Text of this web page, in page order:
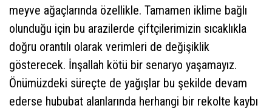
meyve ağaçlarında özellikle. Tamamen iklime bağlı
olunduğu için bu arazilerde çiftçilerimizin sıcaklıkla
doğru orantılı olarak verimleri de değişiklik
gösterecek. İnşallah kötü bir senaryo yaşamayız.
Önümüzdeki süreçte de yağışlar bu şekilde devam
ederse hububat alanlarında herhangi bir rekolte kaybı